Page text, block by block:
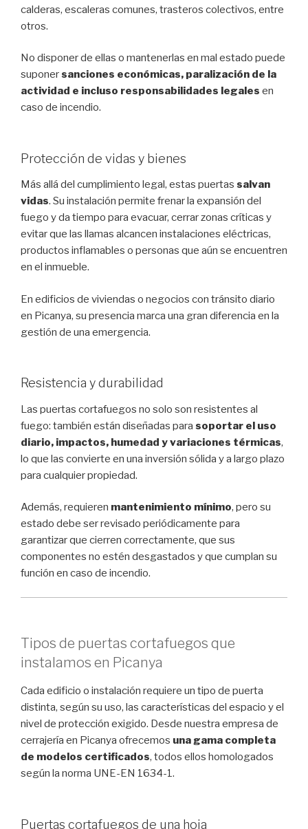
calderas, escaleras comunes, trasteros colectivos, entre
otros.
No disponer de ellas o mantenerlas en mal estado puede
suponersanciones económicas, paralización de la
actividad e incluso responsabilidades legales en
caso de incendio.
Protección de vidas y bienes
Más allá del cumplimiento legal, estas puertas salvan
vidas. Su instalación permite frenar la expansión del
fuego y da tiempo para evacuar, cerrar zonas críticas y
evitar que las llamas alcancen instalaciones eléctricas,
productos inflamables o personas que aún se encuentren
en el inmueble.
En edificios de viviendas o negocios con tránsito diario
en Picanya, su presencia marca una gran diferencia en la
gestión de una emergencia.
Resistencia y durabilidad
Las puertas cortafuegos no solo son resistentes al
fuego: también están diseñadas para soportar el uso
diario, impactos, humedad y variaciones térmicas,
lo que las convierte en una inversión sólida y a largo plazo
para cualquier propiedad.
Además, requieren mantenimiento mínimo, pero su
estado debe ser revisado periódicamente para
garantizar que cierren correctamente, que sus
componentes no estén desgastados y que cumplan su
función en caso de incendio.
Tipos de puertas cortafuegos que
instalamos en Picanya
Cada edificio o instalación requiere un tipo de puerta
distinta, según su uso, las características del espacio y el
nivel de protección exigido. Desde nuestra empresa de
cerrajería en Picanya ofrecemos una gama completa
de modelos certificados, todos ellos homologados
según la norma UNE-EN 1634-1.
Puertas cortafuegos de una hoja